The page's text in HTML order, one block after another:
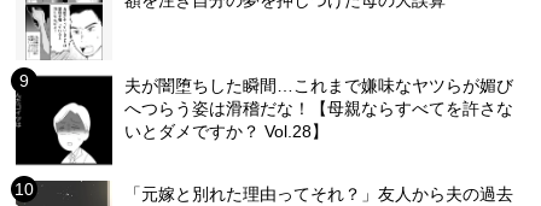
夫が闇堕ちした瞬間…これまで嫌味なヤツらが媚び
へつらう姿は滑稽だな！【母親ならすべてを許さな
いとダメですか？ Vol.28】
「元嫁と別れた理由ってそれ？」友人から夫の過去